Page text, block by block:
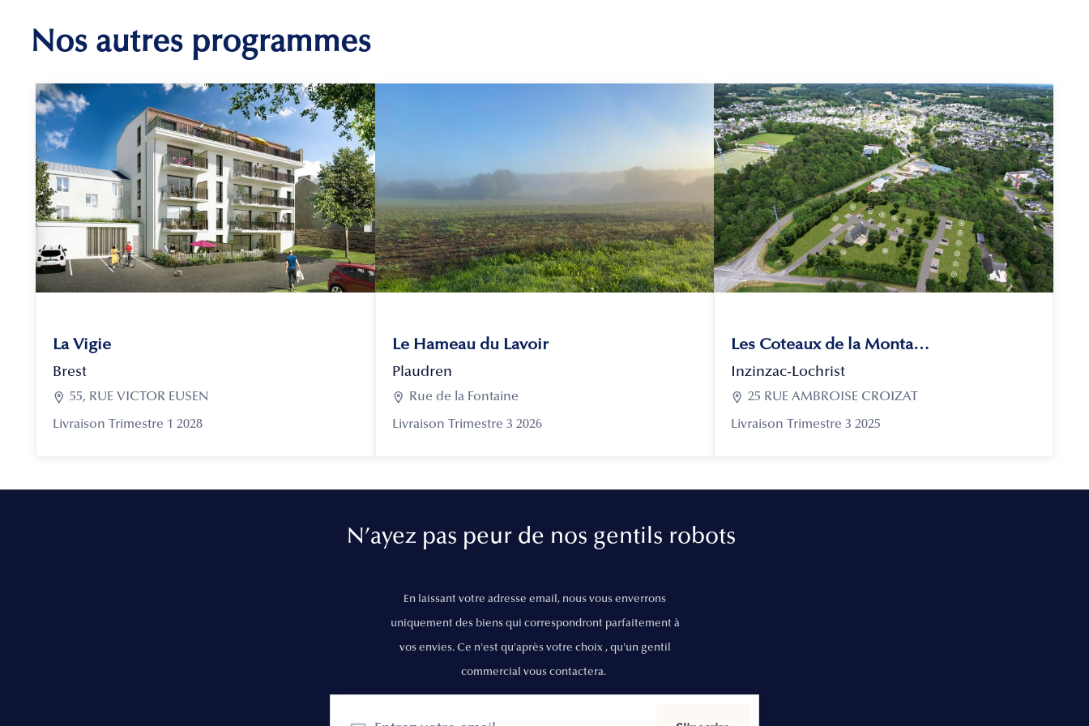
Nos autres programmes
La Vigie
Brest
 55, RUE VICTOR EUSEN
Livraison Trimestre 1 2028
Le Hameau du Lavoir
Plaudren
 Rue de la Fontaine
Livraison Trimestre 3 2026
Les Coteaux de la Montagne
Inzinzac-Lochrist
 25 RUE AMBROISE CROIZAT
Livraison Trimestre 3 2025
N’ayez pas peur de nos gentils robots
En laissant votre adresse email, nous vous enverrons
uniquement des biens qui correspondront parfaitement à
vos envies. Ce n'est qu'après votre choix , qu'un gentil
commercial vous contactera.